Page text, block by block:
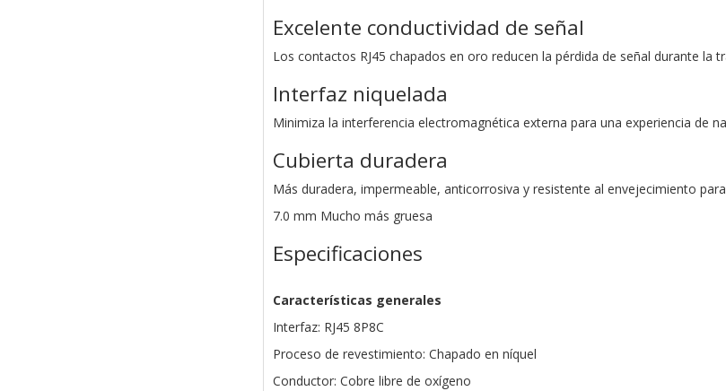
Excelente conductividad de señal
Los contactos RJ45 chapados en oro reducen la pérdida de señal durante la
Interfaz niquelada
Minimiza la interferencia electromagnética externa para una experiencia de
Cubierta duradera
Más duradera, impermeable, anticorrosiva y resistente al envejecimiento
7.0 mm Mucho más gruesa
Especificaciones
Características generales
Interfaz: RJ45 8P8C
Proceso de revestimiento: Chapado en níquel
Conductor: Cobre libre de oxígeno